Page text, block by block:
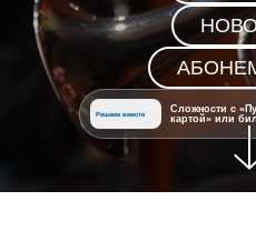
Решаем вместе
Сложности с
картой» или